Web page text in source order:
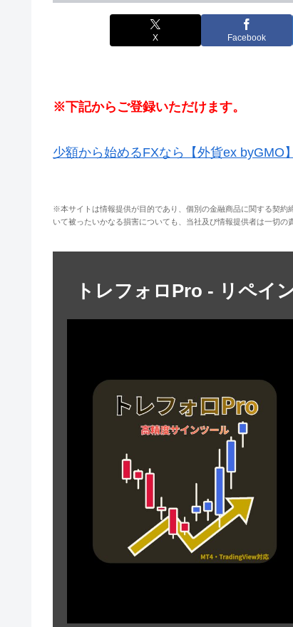
X Facebook
※下記からご登録いただけます。
少額から始めるFXなら【外貨ex byGMO】
※本サイトは情報提供が目的であり、個別の金融商品に関する契
いて被ったいかなる損害についても、当社及び情報提供者は一切の
トレフォロPro - リペイ